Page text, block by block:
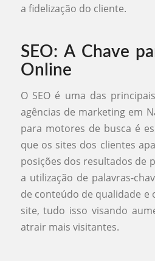
a fidelização do cliente.
SEO: A Chave
Online
O SEO é uma das
agências de marketing em
para motores de busca é
que os sites dos clientes
posições dos resultados de
a utilização de palavras-
de conteúdo de qualidade e
site, tudo isso visando
atrair mais visitantes.